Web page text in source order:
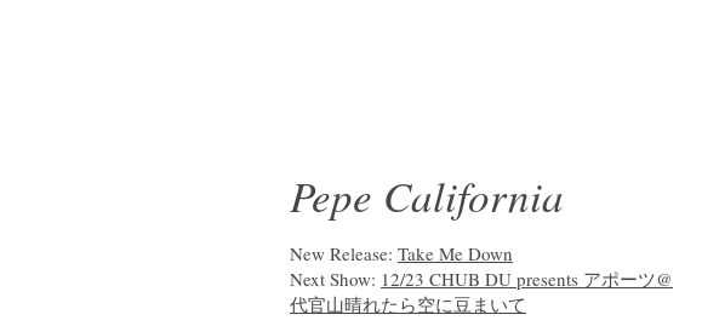
Pepe California
New Release: Take Me Down
Next Show: 12/23 CHUB DU presents アポーツ@
代官山晴れたら空に豆まいて